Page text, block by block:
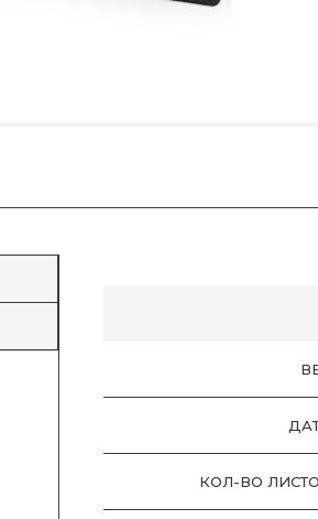
КОЛ-ВО